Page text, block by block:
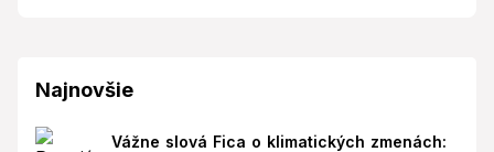
Najnovšie
Vážne slová Fica o klimatických zmenách: